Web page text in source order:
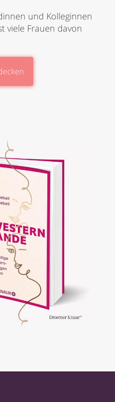
und Kolleginnen
viele Frauen davon